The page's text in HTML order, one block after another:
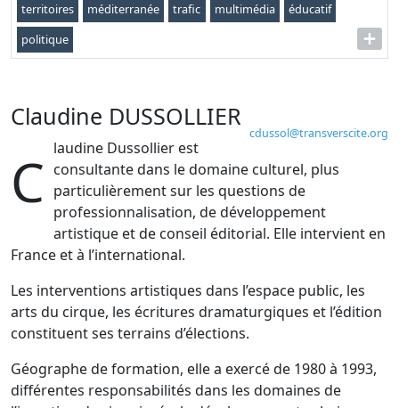
territoires
méditerranée trafic multimédia
éducatif
politique
cdussol@transverscite.org
Claudine DUSSOLLIER
C laudine Dussollier est
consultante dans le domaine culturel, plus
particulièrement sur les questions de
professionnalisation, de développement
artistique et de conseil éditorial. Elle intervient en
France et à l’international.
Les interventions artistiques dans l’espace public, les
arts du cirque, les écritures dramaturgiques et l’édition
constituent ses terrains d’élections.
Géographe de formation, elle a exercé de 1980 à 1993,
différentes responsabilités dans les domaines de